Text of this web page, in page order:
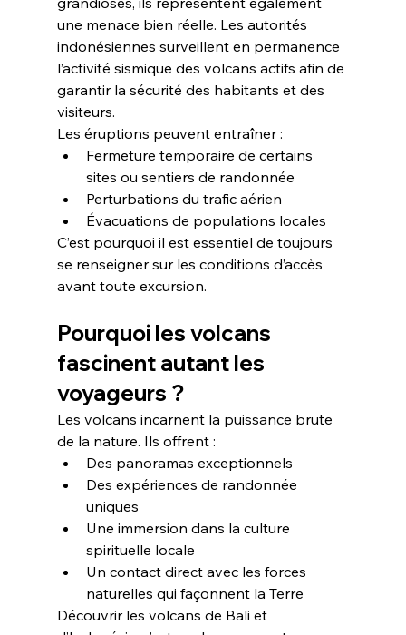
une menace bien réelle. Les autorités
indonésiennes surveillent en permanence
l’activité sismique des volcans actifs afin de
garantir la sécurité des habitants et des
visiteurs.
Les éruptions peuvent entraîner :
Fermeture temporaire de certains
sites ou sentiers de randonnée
Perturbations du trafic aérien
Évacuations de populations locales
C’est pourquoi il est essentiel de toujours
se renseigner sur les conditions d’accès
avant toute excursion.
Pourquoi les volcans
fascinent autant les
voyageurs ?
Les volcans incarnent la puissance brute
de la nature. Ils offrent :
Des panoramas exceptionnels
Des expériences de randonnée
uniques
Une immersion dans la culture
spirituelle locale
Un contact direct avec les forces
naturelles qui façonnent la Terre
Découvrir les volcans de Bali et